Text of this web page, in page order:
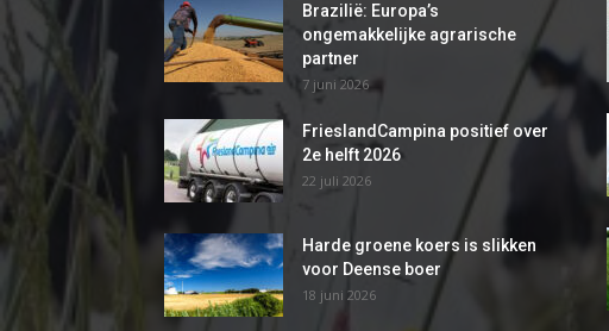
Brazilië: Europa’s
ongemakkelijke agrarische
partner
7 juni 2026
FrieslandCampina positief over
2e helft 2026
22 juli 2026
Harde groene koers is slikken
voor Deense boer
18 juni 2026